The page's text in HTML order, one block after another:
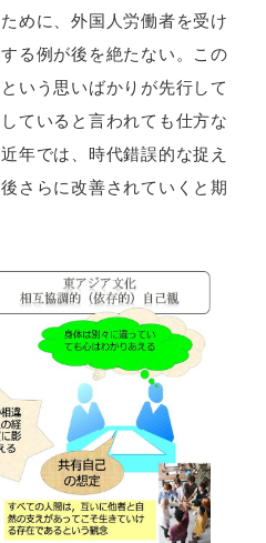
めに、外国人労働者を受け
る例が後を絶たない。この
いう思いばかりが先行して
ていると言われても仕方な
年では、時代錯誤的な捉え
さらに改善されていくと期